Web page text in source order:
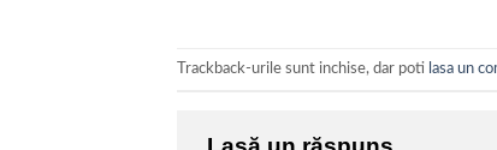
Trackback-urile sunt inchise, dar poti lasa un